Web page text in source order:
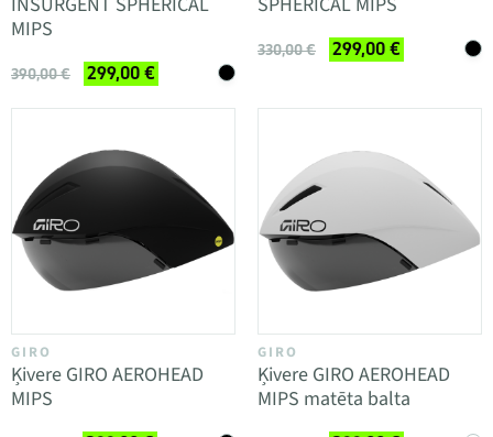
MIPS
390,00 € 299,00 €
330,00 € 299,00 €
GIRO
Ķivere GIRO AEROHEAD
MIPS
GIRO
Ķivere GIRO AEROHEAD
MIPS matēta balta